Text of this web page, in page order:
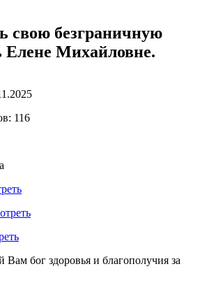
свою безграничную
Елене Михайловне.
116
бог здоровья и благополучия за